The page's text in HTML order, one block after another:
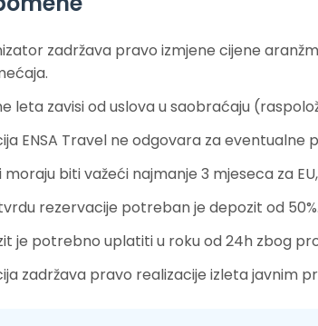
zadržava pravo izmjene cijene
leta zavisi od uslova u saobraćaju
ENSA Travel ne odgovara za eventualne
moraju biti važeći najmanje 3 mjeseca za
rezervacije potreban je depozit od
je potrebno uplatiti u roku od 24h zbog
zadržava pravo realizacije izleta javnim